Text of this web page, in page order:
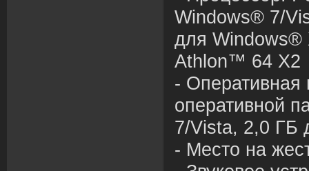
Windows® 7/
для Windows®
Athlon™ 64 X2
- Оперативная
оперативной
7/Vista, 2,0 ГБ
- Место на